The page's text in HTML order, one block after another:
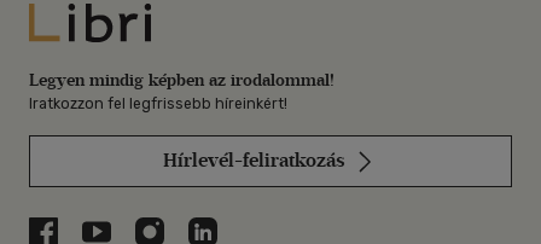
Libri
Legyen mindig képben az irodalommal!
Iratkozzon fel legfrissebb híreinkért!
Hírlevél-feliratkozás
Libri a Facebookon
Libri a Youtube-on
Libri az Instagramon
Libri a LinkedInen